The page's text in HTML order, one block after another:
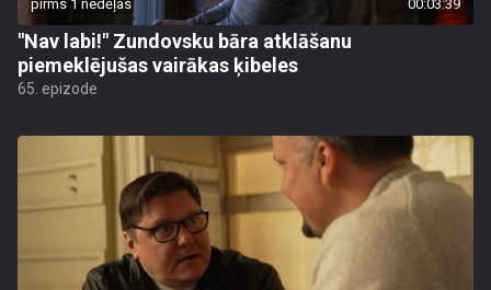
pirms 1 nedēļas 00:03:39
"Nav labi!" Zundovsku bāra atklāšanu
piemeklējušas vairākas ķibeles
65. epizode